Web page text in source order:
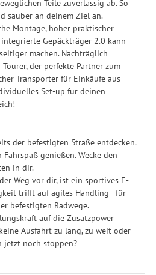
Teile zuverlässig ab. So
sauber an deinem Ziel an.
Montage, hoher praktischer
Gepäckträger 2.0 kann
machen. Nachträglich
der perfekte Partner zum
Transporter für Einkäufe aus
Set-up für deinen
der befestigten Straße entdecken.
genießen. Wecke den
in dir.
Weg vor dir, ist ein sportives E-
trifft auf agiles Handling - für
befestigten Radwege.
auf die Zusatzpower
Ausfahrt zu lang, zu weit oder
jetzt noch stoppen?